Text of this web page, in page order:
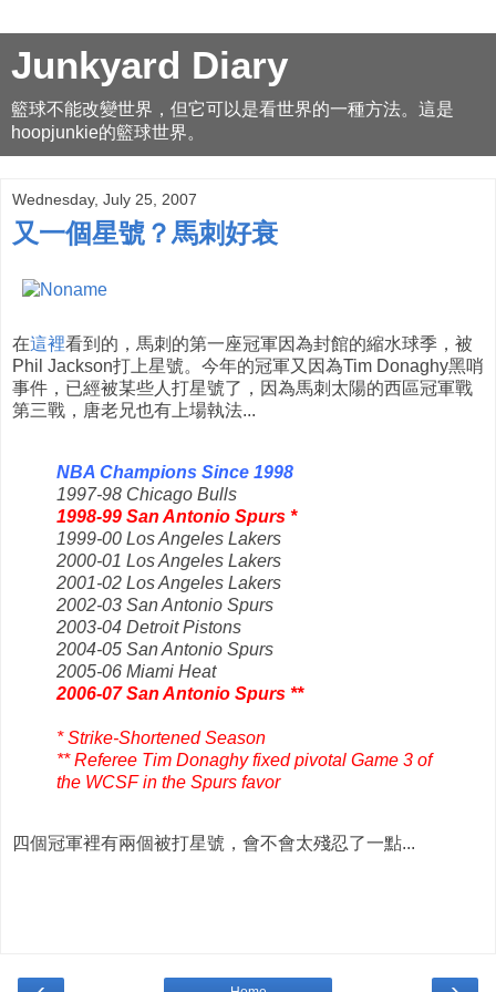
Junkyard Diary
籃球不能改變世界，但它可以是看世界的一種方法。這是
hoopjunkie的籃球世界。
Wednesday, July 25, 2007
又一個星號？馬刺好衰
在這裡看到的，馬刺的第一座冠軍因為封館的縮水球季，被
Phil Jackson打上星號。今年的冠軍又因為Tim Donaghy黑哨
事件，已經被某些人打星號了，因為馬刺太陽的西區冠軍戰
第三戰，唐老兄也有上場執法...
NBA Champions Since 1998
1997-98 Chicago Bulls
1998-99 San Antonio Spurs *
1999-00 Los Angeles Lakers
2000-01 Los Angeles Lakers
2001-02 Los Angeles Lakers
2002-03 San Antonio Spurs
2003-04 Detroit Pistons
2004-05 San Antonio Spurs
2005-06 Miami Heat
2006-07 San Antonio Spurs **
* Strike-Shortened Season
** Referee Tim Donaghy fixed pivotal Game 3 of
the WCSF in the Spurs favor
四個冠軍裡有兩個被打星號，會不會太殘忍了一點...